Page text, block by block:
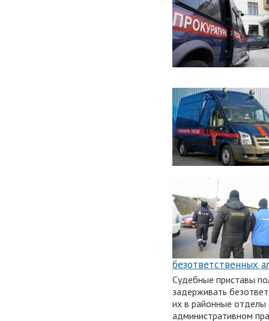
безответственных
Судебные приставы
задерживать
их в районные отделы
административном